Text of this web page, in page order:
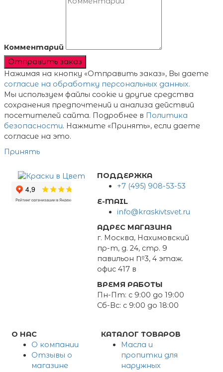
Комментарий
Отправить заказ
Нажимая на кнопку «Отправить заказ», Вы даете
согласие на обработку персональных данных.
Мы используем файлы cookie и другие средства
сохранения предпочтений и анализа действий
посетителей сайта. Подробнее в Политика
безопасности. Нажмите «Принять», если даете
согласие на это.
Принять
ПОДДЕРЖКА
+7 (495) 908-53-53
E-MAIL
info@kraskivtsvet.ru
АДРЕС МАГАЗИНА
г. Москва, Нахимовский
пр-т, д. 24, стр. 9
павильон №3, 4 этаж.
офис 417 в
ВРЕМЯ РАБОТЫ
Пн-Пт: с 9:00 до 19:00
Сб-Вс: с 9:00 до 18:00
О НАС
О компании
Отзывы о
магазине
КАТАЛОГ ТОВАРОВ
Масла и
пропитки для
наружных